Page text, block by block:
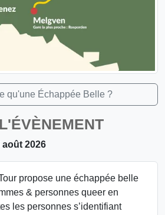
qu'une Échappée Belle ?
août 2026
propose une échappée belle
& personnes queer en
les personnes s’identifiant